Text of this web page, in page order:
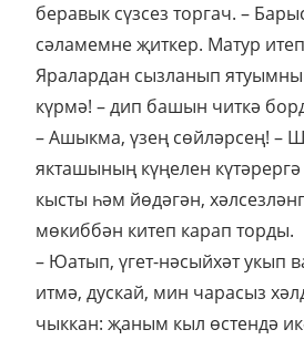
беравык сүзсез торгач. –
сәламемне җиткер. Матур
Яралардан сызланып ятуымны
күрмә! – дип башын читкә
– Ашыкма, үзең сөйләрсең! –
якташының күңелен
кысты һәм йөдәгән,
мөкиббән китеп карап торды.
– Юатып, үгет-нәсыйхәт укып
итмә, дускай, мин чарасыз
чыккан: җаным кыл өстендә